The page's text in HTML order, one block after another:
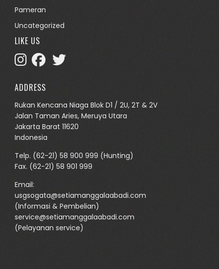
Pameran
Uncategorized
LIKE US
ADDRESS
Rukan Kencana Niaga Blok D1 / 2U, 2T & 2V
Jalan Taman Aries, Meruya Utara
Jakarta Barat 11620
Indonesia
Telp. (62-21) 58 900 999 (Hunting)
Fax. (62-21) 58 901 999
Email:
usgsogata@setiamanggalaabadi.com
(Informasi & Pembelian)
service@setiamanggalaabadi.com
(Pelayanan service)